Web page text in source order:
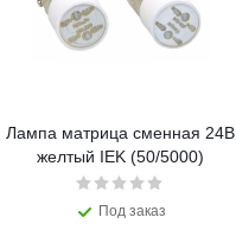
Лампа матрица сменная 24В
желтый IEK (50/5000)
Под заказ